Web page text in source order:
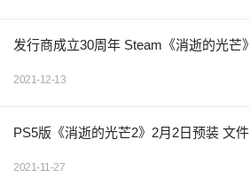
发行商成立30周年 Steam《消逝的光芒
2021-12-13
PS5版《消逝的光芒2》2月2日预装 文
2021-11-27